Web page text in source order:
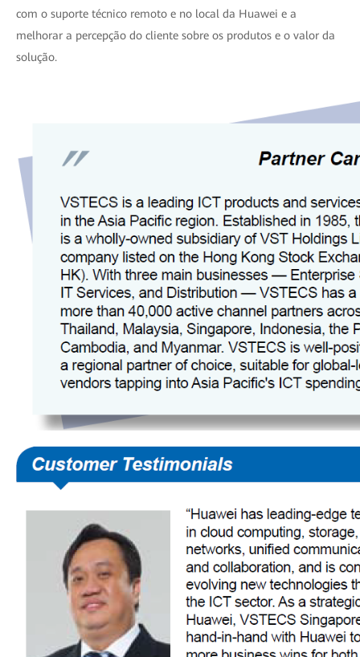
com o suporte técnico remoto e no local da Huawei e a
melhorar a percepção do cliente sobre os produtos e o valor da
solução.